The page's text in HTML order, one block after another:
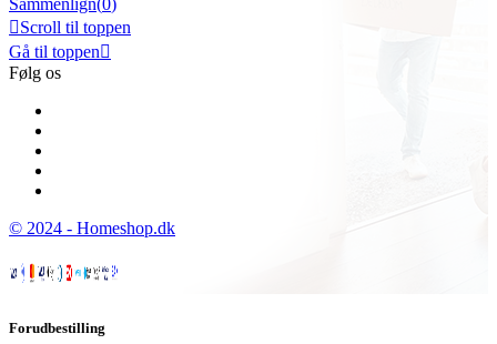
Sammenlign(0)
Scroll til toppen
Gå til toppen
Følg os
© 2024 - Homeshop.dk
Forudbestilling